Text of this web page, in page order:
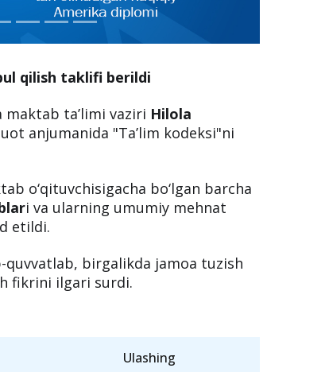
qilish taklifi berildi
maktab ta’limi vaziri Hilola
anjumanida "Ta’lim kodeksi"ni
o‘qituvchisigacha bo‘lgan barcha
i va ularning umumiy mehnat
etildi.
quvvatlab, birgalikda jamoa tuzish
fikrini ilgari surdi.
Ulashing